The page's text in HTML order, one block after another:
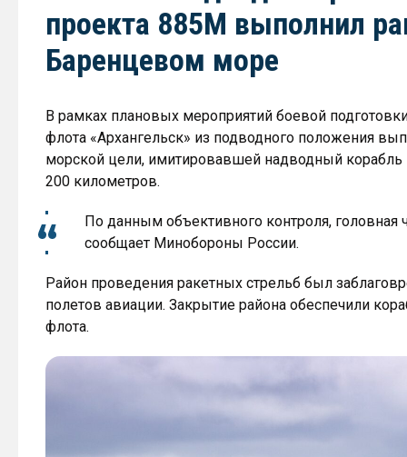
проекта 885М выполнил
Баренцевом море
В рамках плановых мероприятий боевой
флота «Архангельск» из подводного положения
морской цели, имитировавшей надводный
200 километров.
По данным объективного контроля,
сообщает Минобороны России.
Район проведения ракетных стрельб был
полетов авиации. Закрытие района обеспечили
флота.